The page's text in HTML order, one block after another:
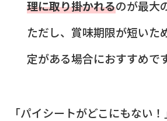
理に取り掛かれるのが最大
ただし、賞味期限が短いた
定がある場合におすすめです
「パイシートがどこにもない！